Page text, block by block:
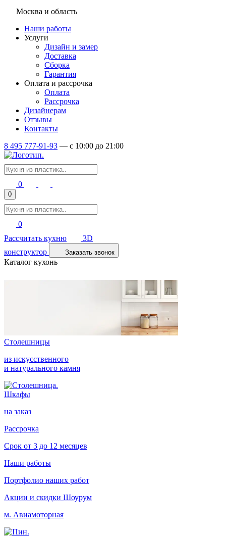
Москва и область
Наши работы
Услуги
Дизайн и замер
Доставка
Сборка
Гарантия
Оплата и рассрочка
Оплата
Рассрочка
Дизайнерам
Отзывы
Контакты
8 495 777-91-93 — c 10:00 до 21:00
0
0
0
Рассчитать кухню
3D
конструктор
Заказать звонок
Каталог кухонь
Столешницы
из искусственного
и натурального камня
Шкафы
на заказ
Рассрочка
Срок от 3 до 12 месяцев
Наши работы
Портфолио наших работ
Акции и скидки Шоурум
м. Авиамоторная